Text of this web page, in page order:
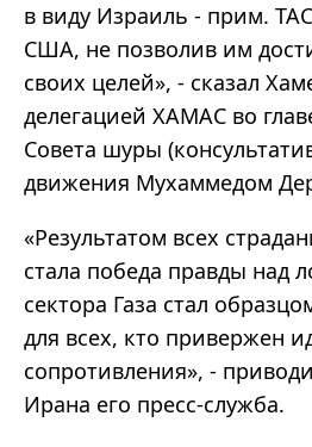
в виду Израиль - прим.
США, не позволив им
своих целей», - сказал
делегацией ХАМАС во
Совета шуры
движения Мухаммедом
«Результатом всех
стала победа правды над
сектора Газа стал
для всех, кто привержен
сопротивления», -
Ирана его пресс-служба.